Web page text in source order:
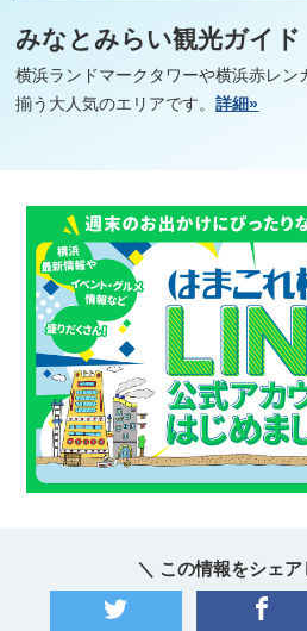
みなとみらい観光ガイド
横浜ランドマークタワーや横浜赤レン
揃う大人気のエリアです。詳細»
＼ この情報をシェ